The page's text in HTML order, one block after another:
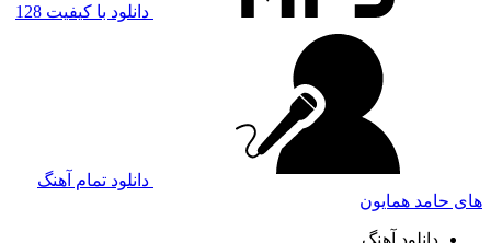
دانلود با کیفیت 128
دانلود تمام آهنگ
های حامد همایون
دانلود آهنگ